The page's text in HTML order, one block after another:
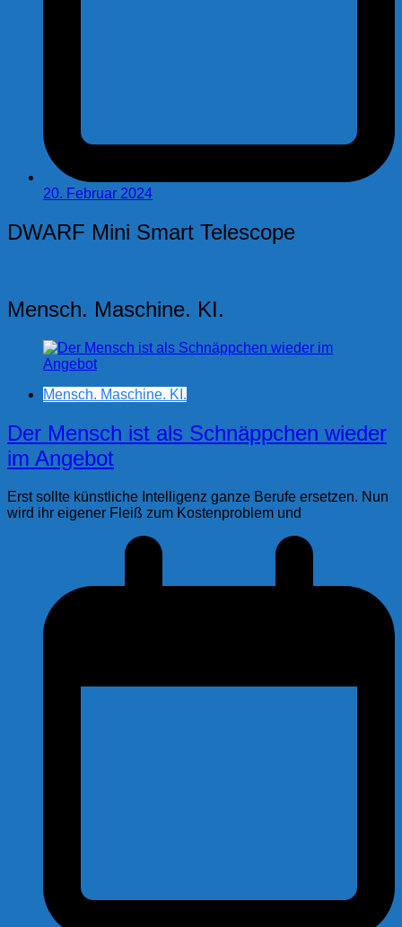
20. Februar 2024
DWARF Mini Smart Telescope
Mensch. Maschine. KI.
Mensch. Maschine. KI.
Der Mensch ist als Schnäppchen wieder
im Angebot
Erst sollte künstliche Intelligenz ganze Berufe ersetzen. Nun
wird ihr eigener Fleiß zum Kostenproblem und